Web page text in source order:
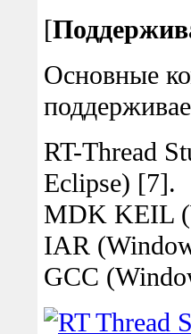
[
Основные
RT-Thread
Eclipse) [7].
MDK KEIL
IAR
GCC